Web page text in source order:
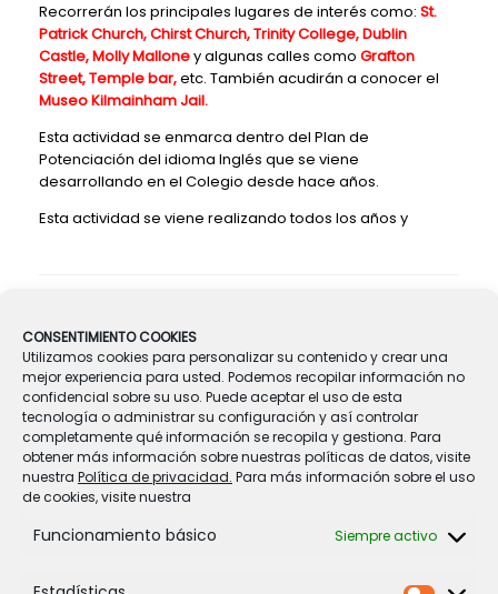
CONSENTIMIENTO COOKIES
Utilizamos cookies para personalizar su contenido y crear una
mejor experiencia para usted. Podemos recopilar información no
confidencial sobre su uso. Puede aceptar el uso de esta
tecnología o administrar su configuración y así controlar
completamente qué información se recopila y gestiona. Para
obtener más información sobre nuestras políticas de datos, visite
nuestra Política de privacidad. Para más información sobre el uso
de cookies, visite nuestra
Funcionamiento básico Siempre activo
Recorrerán los principales lugares de interés como: St.
Patrick Church, Chirst Church, Trinity College, Dublin
Castle, Molly Malloney algunas calles como Grafton
Street, Temple bar,etc. También acudirán a conocer el
Museo Kilmainham Jail.
Esta actividad se enmarca dentro del Plan de
Potenciación del idioma Inglés que se viene
desarrollando en el Colegio desde hace años.
Esta actividad se viene realizando todos los años y
VISITA A COCEMFE →